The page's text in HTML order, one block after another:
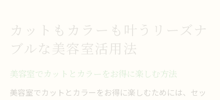
カットもカラーも叶うリーズナ
ブルな美容室活用法
美容室でカットとカラーをお得に楽しむ方法
美容室でカットとカラーをお得に楽しむためには、セッ